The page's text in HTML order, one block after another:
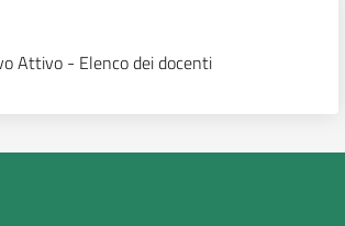
Attivo - Elenco dei docenti